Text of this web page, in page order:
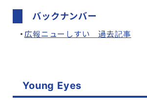
バックナンバー
広報ニューしすい 過去記事
Young Eyes